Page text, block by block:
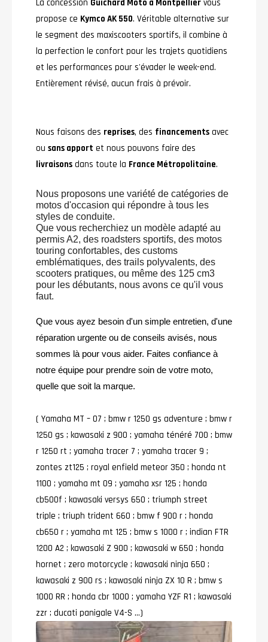
La concession Guichard Moto à Montpellier vous
propose ce Kymco AK 550. Véritable alternative sur
le segment des maxiscooters sportifs, il combine à
la perfection le confort pour les trajets quotidiens
et les performances pour s'évader le week-end.
Entièrement révisé, aucun frais à prévoir.
Nous faisons des reprises, des financements avec
ou sans apport et nous pouvons faire des
livraisons dans toute la France Métropolitaine.
Nous proposons une variété de catégories de
motos d'occasion qui répondre à tous les
styles de conduite.
Que vous recherchiez un modèle adapté au
permis A2, des roadsters sportifs, des motos
touring confortables, des customs
emblématiques, des trails polyvalents, des
scooters pratiques, ou même des 125 cm3
pour les débutants, nous avons ce qu'il vous
faut.
Que vous ayez besoin d'un simple entretien, d'une
réparation urgente ou de conseils avisés, nous
sommes là pour vous aider. Faites confiance à
notre équipe pour prendre soin de votre moto,
quelle que soit la marque.
( Yamaha MT – O7 ; bmw r 1250 gs adventure ; bmw r
1250 gs ; kawasaki z 900 ; yamaha ténéré 700 ; bmw
r 1250 rt ; yamaha tracer 7 ; yamaha tracer 9 ;
zontes zt125 ; royal enfield meteor 350 ; honda nt
1100 ; yamaha mt 09 ; yamaha xsr 125 ; honda
cb500f ; kawasaki versys 650 ; triumph street
triple ; triuph trident 660 ; bmw f 900 r ; honda
cb650 r ; yamaha mt 125 ; bmw s 1000 r ; indian FTR
1200 A2 ; kawasaki Z 900 ; kawasaki w 650 ; honda
hornet ; zero motorcycle ; kawasaki ninja 650 ;
kawasaki z 900 rs ; kawasaki ninja ZX 1O R ; bmw s
1000 RR ; honda cbr 1000 ; yamaha YZF R1 ; kawasaki
zzr ; ducati panigale V4-S …)